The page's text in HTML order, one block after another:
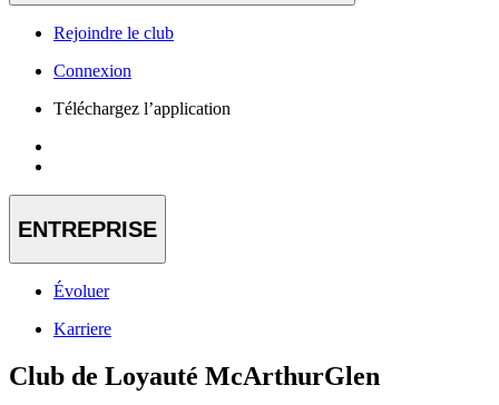
Rejoindre le club
Connexion
Téléchargez l’application
ENTREPRISE
Évoluer
Karriere
Club de Loyauté McArthurGlen